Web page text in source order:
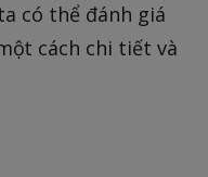
có thể đánh giá
cách chi tiết và